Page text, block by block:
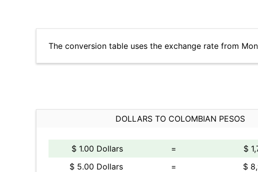
The conversion table uses the exchange rate from
DOLLARS TO COLOMBIAN PESOS
$ 1.00 Dollars =
$
$ 5.00 Dollars
=
$